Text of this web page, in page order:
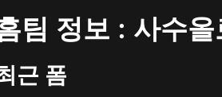
팀 정보 : 사수올
근 폼